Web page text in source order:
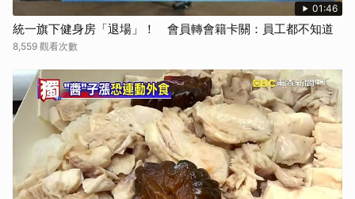
01:46
統一旗下健身房「退場」！ 會員轉會籍卡關：員工都不知道
8,559 觀看次數